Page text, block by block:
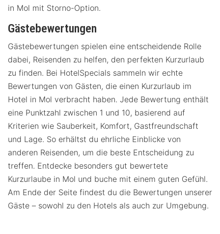
in Mol mit Storno-Option.
Gästebewertungen
Gästebewertungen spielen eine entscheidende Rolle
dabei, Reisenden zu helfen, den perfekten Kurzurlaub
zu finden. Bei HotelSpecials sammeln wir echte
Bewertungen von Gästen, die einen Kurzurlaub im
Hotel in Mol verbracht haben. Jede Bewertung enthält
eine Punktzahl zwischen 1 und 10, basierend auf
Kriterien wie Sauberkeit, Komfort, Gastfreundschaft
und Lage. So erhältst du ehrliche Einblicke von
anderen Reisenden, um die beste Entscheidung zu
treffen. Entdecke besonders gut bewertete
Kurzurlaube in Mol und buche mit einem guten Gefühl.
Am Ende der Seite findest du die Bewertungen unserer
Gäste – sowohl zu den Hotels als auch zur Umgebung.